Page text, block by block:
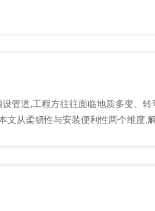
管道,工程方往往面临地质多变、
文从柔韧性与安装便利性两个维度,